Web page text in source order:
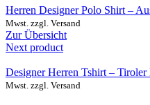
Herren Designer Polo Shirt –
Mwst. zzgl. Versand
Zur Übersicht
Next product
Designer Herren Tshirt –
Mwst. zzgl. Versand